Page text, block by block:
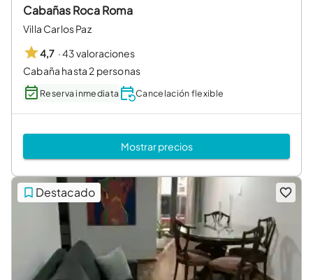
Cabañas Roca Roma
Villa Carlos Paz
4,7 ·43 valoraciones
Cabaña hasta 2 personas
Reserva inmediata Cancelación flexible
Mostrar precios
Destacado